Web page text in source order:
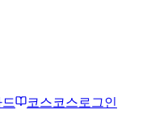
코스코스로그인